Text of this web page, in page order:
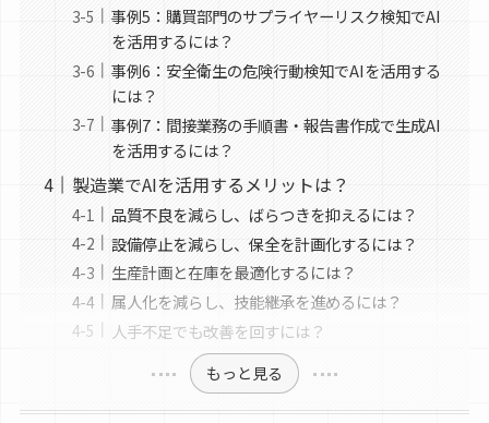
事例5：購買部門のサプライヤーリスク検知でAI
を活用するには？
事例6：安全衛生の危険行動検知でAIを活用する
には？
事例7：間接業務の手順書・報告書作成で生成AI
を活用するには？
製造業でAIを活用するメリットは？
品質不良を減らし、ばらつきを抑えるには？
設備停止を減らし、保全を計画化するには？
生産計画と在庫を最適化するには？
属人化を減らし、技能継承を進めるには？
人手不足でも改善を回すには？
もっと見る